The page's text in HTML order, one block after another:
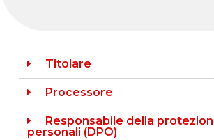
Titolare
Processore
Responsabile della
personali (DPO)